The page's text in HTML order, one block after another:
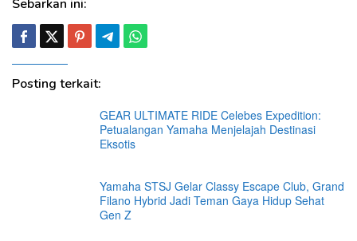
Sebarkan ini:
Posting terkait:
GEAR ULTIMATE RIDE Celebes Expedition:
Petualangan Yamaha Menjelajah Destinasi
Eksotis
Yamaha STSJ Gelar Classy Escape Club, Grand
Filano Hybrid Jadi Teman Gaya Hidup Sehat
Gen Z